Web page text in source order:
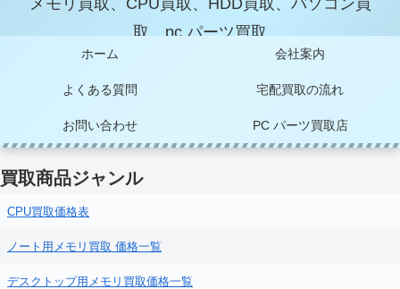
メモリ買取、CPU買取、HDD買取、パソコン買
取、pc パーツ買取
ホーム 会社案内
よくある質問 宅配買取の流れ
お問い合わせ PC パーツ買取店
買取商品ジャンル
CPU買取価格表
ノート用メモリ買取 価格一覧
デスクトップ用メモリ買取価格一覧